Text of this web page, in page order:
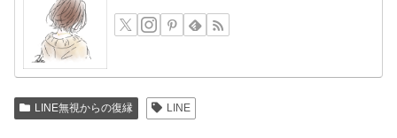
LINE無視からの復縁 LINE